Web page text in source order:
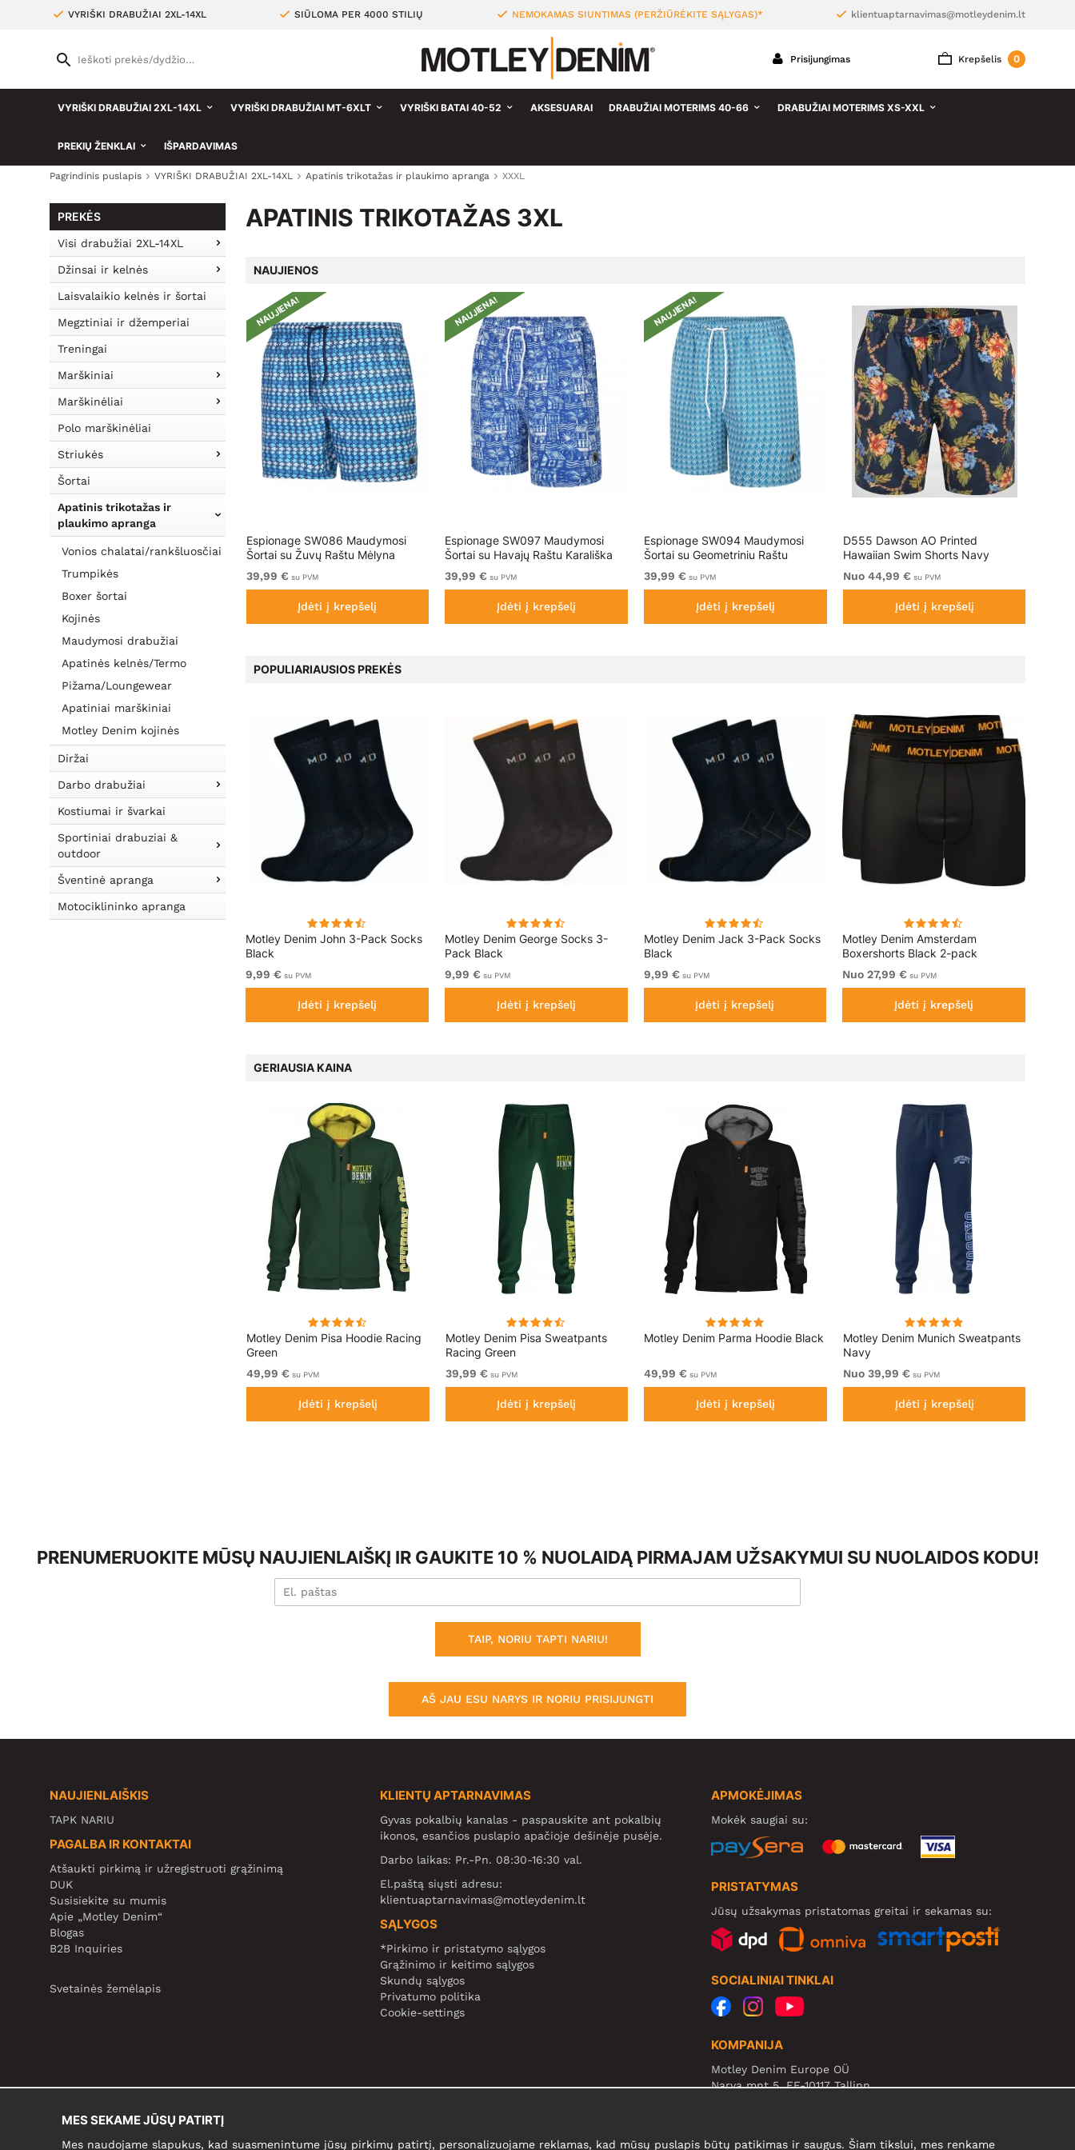
VYRIŠKI DRABUŽIAI 2XL-14XL SIŪLOMA PER 4000 STILIŲ NEMOKAMAS SIUNTIMAS (PERŽIŪRĖKITE SĄLYGAS)* klientuaptarnavimas@motleydenim.lt
Krepšelis 0
Prisijungimas
VYRIŠKI DRABUŽIAI 2XL-14XL VYRIŠKI DRABUŽIAI MT-6XLT VYRIŠKI BATAI 40-52 AKSESUARAI DRABUŽIAI MOTERIMS 40-66 DRABUŽIAI MOTERIMS XS-XXL
PREKIŲ ŽENKLAI IŠPARDAVIMAS
Pagrindinis puslapis VYRIŠKI DRABUŽIAI 2XL-14XL Apatinis trikotažas ir plaukimo apranga XXXL
PREKĖS
Visi drabužiai 2XL-14XL
Džinsai ir kelnės
Laisvalaikio kelnės ir šortai
Megztiniai ir džemperiai
Treningai
Marškiniai
Marškinėliai
Polo marškinėliai
Striukės
Šortai
Apatinis trikotažas ir
plaukimo apranga
Vonios chalatai/rankšluosčiai
Trumpikės
Boxer šortai
Kojinės
Maudymosi drabužiai
Apatinės kelnės/Termo
Pižama/Loungewear
Apatiniai marškiniai
Motley Denim kojinės
Diržai
Darbo drabužiai
Kostiumai ir švarkai
Sportiniai drabuziai &
outdoor
Šventinė apranga
Motociklininko apranga
APATINIS TRIKOTAŽAS 3XL
NAUJIENOS
Espionage SW040 Plain
Swimshorts Navy
39,99 €su PVM
Espionage SW086 Maudymosi
Šortai su Žuvų Raštu Mėlyna
NAUJIENA!
39,99 € su PVM
Įdėti į krepšelį
Espionage SW097 Maudymosi
Šortai su Havajų Raštu Karališka
Mėlyna/Balta
NAUJIENA!
39,99 € su PVM
Įdėti į krepšelį
Espionage SW094 Maudymosi
Šortai su Geometriniu Raštu
Mėlyna
NAUJIENA!
39,99 € su PVM
Įdėti į krepšelį
D555 Dawson AO Printed
Hawaiian Swim Shorts Navy
Nuo 44,99 € su PVM
Įdėti į krepšelį
POPULIARIAUSIOS PREKĖS
Motley Denim John 3-Pack Socks
Black
9,99 € su PVM
Įdėti į krepšelį
Motley Denim George Socks 3-
Pack Black
9,99 € su PVM
Įdėti į krepšelį
Motley Denim Jack 3-Pack Socks
Black
9,99 € su PVM
Įdėti į krepšelį
Motley Denim Amsterdam
Boxershorts Black 2-pack
Nuo 27,99 € su PVM
Įdėti į krepšelį
GERIAUSIA KAINA
Motley Denim Pisa Hoodie Racing
Green
49,99 € su PVM
Įdėti į krepšelį
Motley Denim Pisa Sweatpants
Racing Green
39,99 € su PVM
Įdėti į krepšelį
Motley Denim Parma Hoodie Black
49,99 € su PVM
Įdėti į krepšelį
Motley Denim Munich Sweatpants
Navy
Nuo 39,99 € su PVM
Įdėti į krepšelį
PRENUMERUOKITE MŪSŲ NAUJIENLAIŠKĮ IR GAUKITE 10 % NUOLAIDĄ PIRMAJAM UŽSAKYMUI SU NUOLAIDOS KODU!
TAIP, NORIU TAPTI NARIU!
AŠ JAU ESU NARYS IR NORIU PRISIJUNGTI
NAUJIENLAIŠKIS
TAPK NARIU
PAGALBA IR KONTAKTAI
Atšaukti pirkimą ir užregistruoti grąžinimą
DUK
Susisiekite su mumis
Apie „Motley Denim“
Blogas
B2B Inquiries
Svetainės žemėlapis
KLIENTŲ APTARNAVIMAS
Gyvas pokalbių kanalas - paspauskite ant pokalbių
ikonos, esančios puslapio apačioje dešinėje pusėje.
Darbo laikas: Pr.-Pn. 08:30-16:30 val.
El.paštą siųsti adresu:
klientuaptarnavimas@motleydenim.lt
SĄLYGOS
*Pirkimo ir pristatymo sąlygos
Grąžinimo ir keitimo sąlygos
Skundų sąlygos
Privatumo politika
Cookie-settings
APMOKĖJIMAS
Mokėk saugiai su:
PRISTATYMAS
Jūsų užsakymas pristatomas greitai ir sekamas su:
SOCIALINIAI TINKLAI
KOMPANIJA
Motley Denim Europe OÜ
Narva mnt 5, EE-10117 Tallinn
MES SEKAME JŪSŲ PATIRTĮ
Mes naudojame slapukus, kad suasmenintume jūsų pirkimų patirtį, personalizuojame reklamas, kad mūsų puslapis būtų patikimas ir saugus. Šiam tikslui, mes renkame